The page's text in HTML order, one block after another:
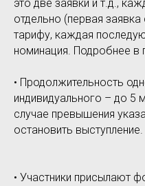
это две заявки и т.д.,
отдельно (первая
тарифу, каждая
номинация. Подробнее в
• Продолжительность
индивидуального – до 5
случае превышения
остановить выступление.
• Участники присылают